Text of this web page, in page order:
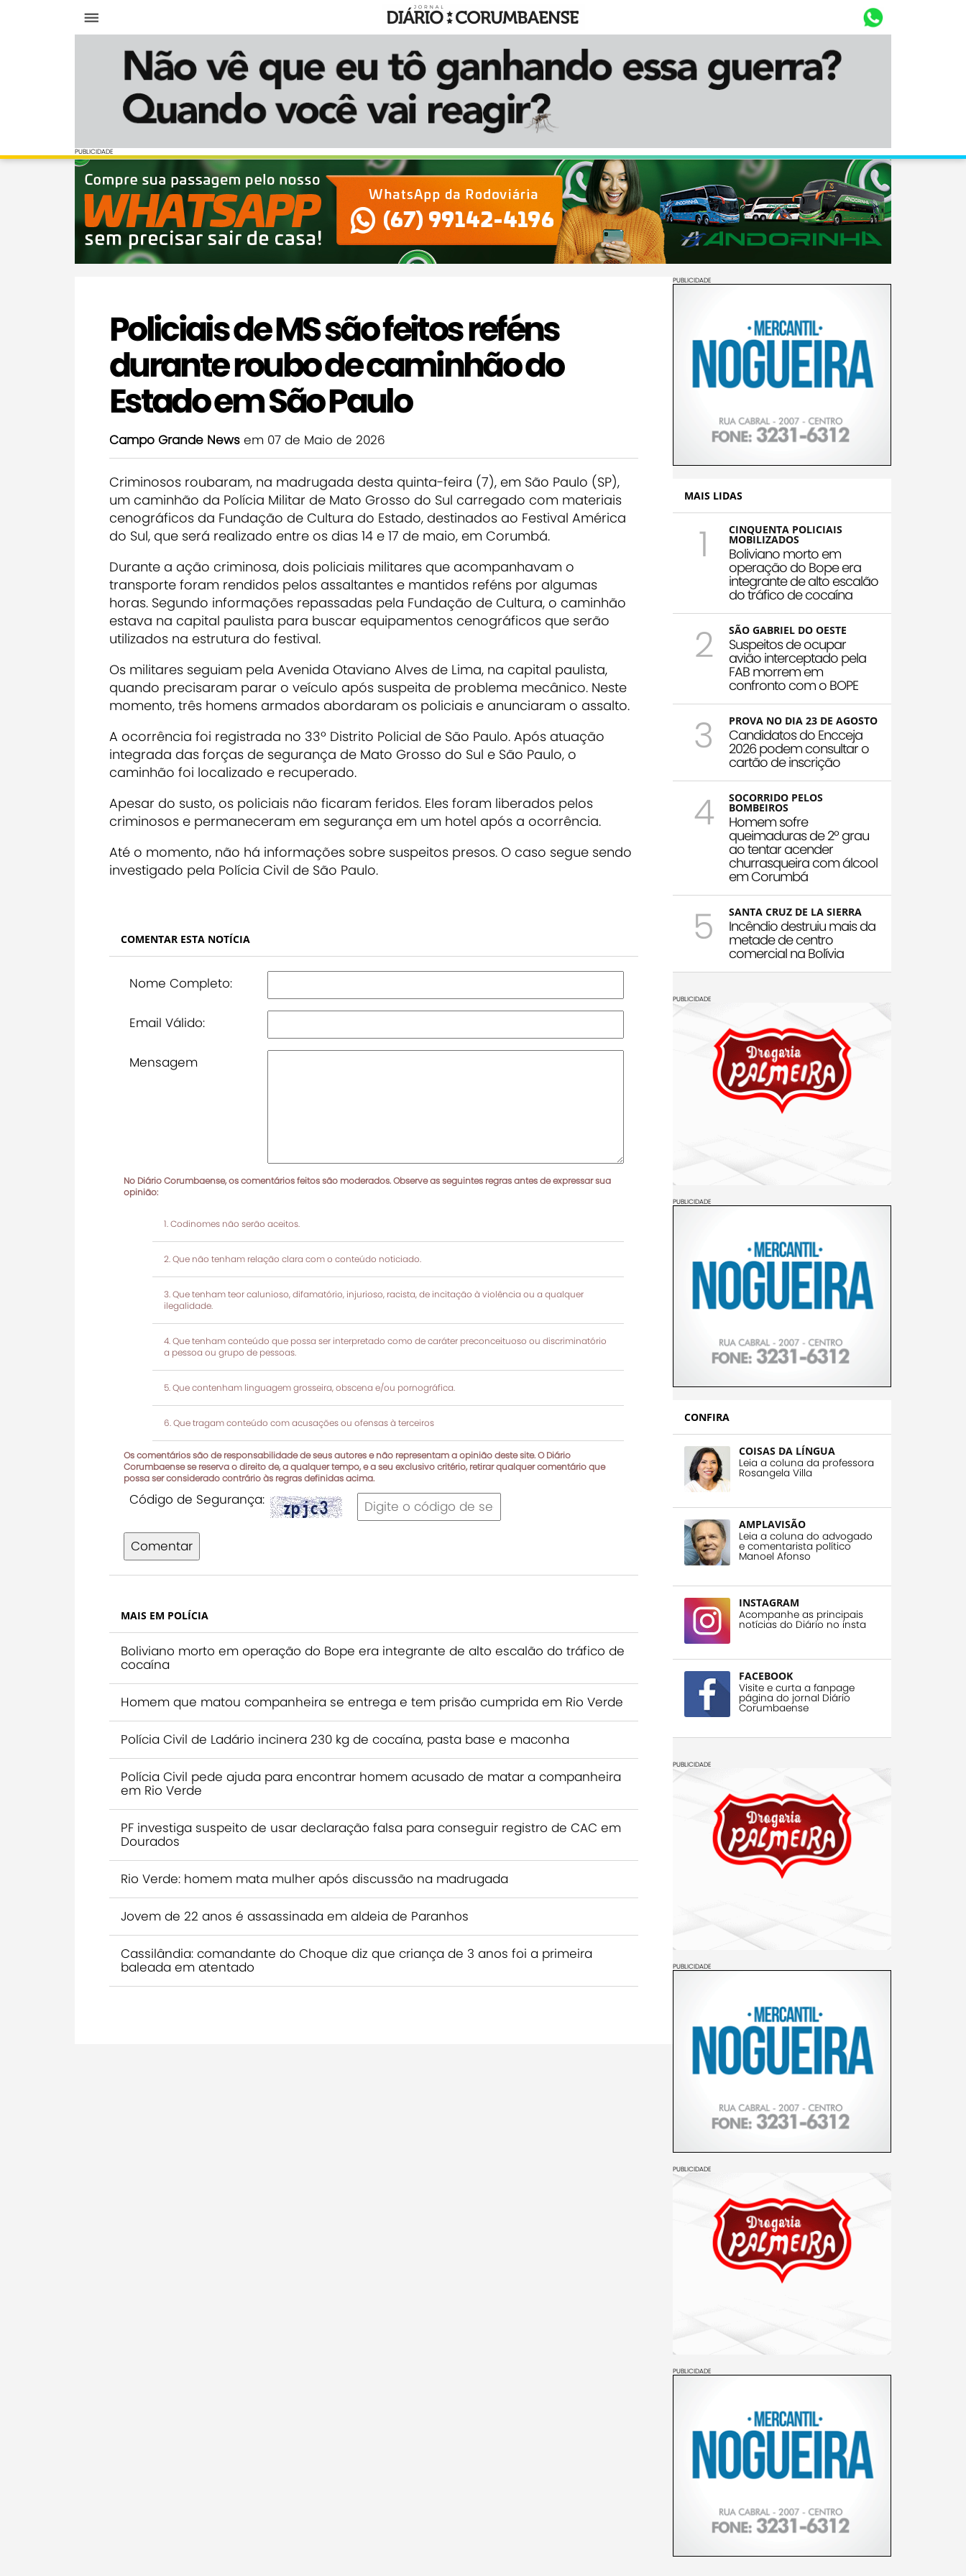
Diário Corumbaense
PUBLICIDADE
PUBLICIDADE
Policiais de MS são feitos reféns
durante roubo de caminhão do
Estado em São Paulo
Campo Grande News em 07 de Maio de 2026
Criminosos roubaram, na madrugada desta quinta-feira (7), em São Paulo (SP),
um caminhão da Polícia Militar de Mato Grosso do Sul carregado com materiais
cenográficos da Fundação de Cultura do Estado, destinados ao Festival América
do Sul, que será realizado entre os dias 14 e 17 de maio, em Corumbá.
Durante a ação criminosa, dois policiais militares que acompanhavam o
transporte foram rendidos pelos assaltantes e mantidos reféns por algumas
horas. Segundo informações repassadas pela Fundação de Cultura, o caminhão
estava na capital paulista para buscar equipamentos cenográficos que serão
utilizados na estrutura do festival.
Os militares seguiam pela Avenida Otaviano Alves de Lima, na capital paulista,
quando precisaram parar o veículo após suspeita de problema mecânico. Neste
momento, três homens armados abordaram os policiais e anunciaram o assalto.
A ocorrência foi registrada no 33º Distrito Policial de São Paulo. Após atuação
integrada das forças de segurança de Mato Grosso do Sul e São Paulo, o
caminhão foi localizado e recuperado.
Apesar do susto, os policiais não ficaram feridos. Eles foram liberados pelos
criminosos e permaneceram em segurança em um hotel após a ocorrência.
Até o momento, não há informações sobre suspeitos presos. O caso segue sendo
investigado pela Polícia Civil de São Paulo.
COMENTAR ESTA NOTÍCIA
Nome Completo:
Email Válido:
Mensagem
No Diário Corumbaense, os comentários feitos são moderados. Observe as seguintes regras antes de expressar sua
opinião:
Codinomes não serão aceitos.
Que não tenham relação clara com o conteúdo noticiado.
Que tenham teor calunioso, difamatório, injurioso, racista, de incitação à violência ou a qualquer
ilegalidade.
Que tenham conteúdo que possa ser interpretado como de caráter preconceituoso ou discriminatório
a pessoa ou grupo de pessoas.
Que contenham linguagem grosseira, obscena e/ou pornográfica.
Que tragam conteúdo com acusações ou ofensas à terceiros
Os comentários são de responsabilidade de seus autores e não representam a opinião deste site. O Diário
Corumbaense se reserva o direito de, a qualquer tempo, e a seu exclusivo critério, retirar qualquer comentário que
possa ser considerado contrário às regras definidas acima.
Código de Segurança:
Comentar
MAIS EM POLÍCIA
Boliviano morto em operação do Bope era integrante de alto escalão do tráfico de
cocaína
Homem que matou companheira se entrega e tem prisão cumprida em Rio Verde
Polícia Civil de Ladário incinera 230 kg de cocaína, pasta base e maconha
Polícia Civil pede ajuda para encontrar homem acusado de matar a companheira
em Rio Verde
PF investiga suspeito de usar declaração falsa para conseguir registro de CAC em
Dourados
Rio Verde: homem mata mulher após discussão na madrugada
Jovem de 22 anos é assassinada em aldeia de Paranhos
Cassilândia: comandante do Choque diz que criança de 3 anos foi a primeira
baleada em atentado
PUBLICIDADE
MAIS LIDAS
1 CINQUENTA POLICIAIS
MOBILIZADOS
Boliviano morto em
operação do Bope era
integrante de alto escalão
do tráfico de cocaína
2 SÃO GABRIEL DO OESTE
Suspeitos de ocupar
avião interceptado pela
FAB morrem em
confronto com o BOPE
3 PROVA NO DIA 23 DE AGOSTO
Candidatos do Encceja
2026 podem consultar o
cartão de inscrição
4 SOCORRIDO PELOS
BOMBEIROS
Homem sofre
queimaduras de 2º grau
ao tentar acender
churrasqueira com álcool
em Corumbá
5 SANTA CRUZ DE LA SIERRA
Incêndio destruiu mais da
metade de centro
comercial na Bolívia
PUBLICIDADE
PUBLICIDADE
CONFIRA
COISAS DA LÍNGUA
Leia a coluna da professora
Rosangela Villa
AMPLAVISÃO
Leia a coluna do advogado
e comentarista político
Manoel Afonso
INSTAGRAM
Acompanhe as principais
notícias do Diário no insta
FACEBOOK
Visite e curta a fanpage
página do jornal Diário
Corumbaense
PUBLICIDADE
PUBLICIDADE
PUBLICIDADE
PUBLICIDADE